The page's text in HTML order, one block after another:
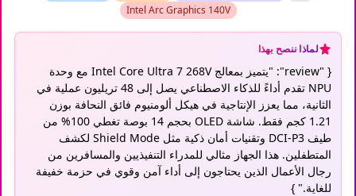
Intel Arc Graphics 140V
لماذا ننصح بهذا
{ "review": "يتميز بمعالج Intel Core Ultra 7 268V مع وحدة
NPU تقدم أداءً للذكاء الاصطناعي يصل إلى 48 تريليون عملية في
الثانية، مما يعزز الإنتاجية في هيكل ألومنيوم فائق النحافة بوزن
1.21 كجم فقط. شاشة OLED بحجم 14 بوصة تغطي 100% من
طيف DCI-P3 وتقنيات أمان ذكية مثل Shield Mode لكشف
المتطفلين. هذا الجهاز مثالي للمدراء التنفيذيين والمسافرين من
رجال الأعمال الذين يحتاجون إلى أداء آمن وقوي في حزمة خفيفة
للغاية." }